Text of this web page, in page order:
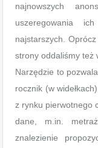
najnowszych
uszeregowania
najstarszych.
strony oddaliśmy też
Narzędzie to
rocznik (w
z rynku pierwotnego
dane, m.in.
znalezienie